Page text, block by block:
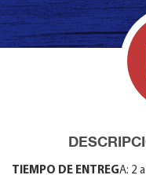
TIEMPO DE ENTREGA: 2